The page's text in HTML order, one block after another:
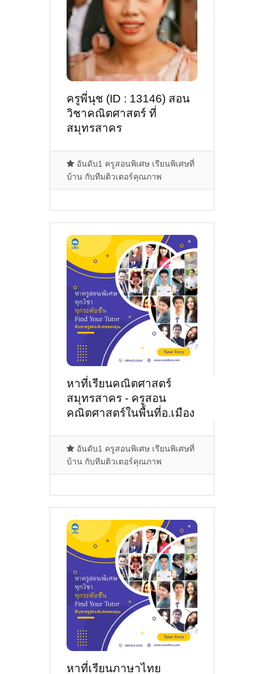
ครูพี่นุช (ID : 13146) สอน
วิชาคณิตศาสตร์ ที่
สมุทรสาคร
อันดับ1 ครูสอนพิเศษ เรียนพิเศษที่
บ้าน กับทีมติวเตอร์คุณภาพ
หาที่เรียนคณิตศาสตร์
สมุทรสาคร - ครูสอน
คณิตศาสตร์ในพื้นที่อ.เมือง
นรสิงห์,อ.บ้านแพ้ว,มหาชัย,พอร์
โต้ชิโน่
อันดับ1 ครูสอนพิเศษ เรียนพิเศษที่
บ้าน กับทีมติวเตอร์คุณภาพ
หาที่เรียนภาษาไทย